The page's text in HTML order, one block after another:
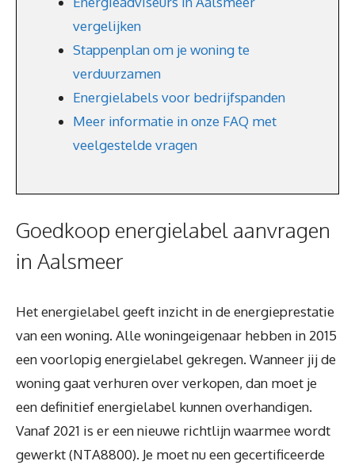
vergelijken
Stappenplan om je woning te
verduurzamen
Energielabels voor bedrijfspanden
Meer informatie in onze FAQ met
veelgestelde vragen
Goedkoop energielabel aanvragen
in Aalsmeer
Het energielabel geeft inzicht in de energieprestatie
van een woning. Alle woningeigenaar hebben in 2015
een voorlopig energielabel gekregen. Wanneer jij de
woning gaat verhuren over verkopen, dan moet je
een definitief energielabel kunnen overhandigen.
Vanaf 2021 is er een nieuwe richtlijn waarmee wordt
gewerkt (NTA8800). Je moet nu een gecertificeerde